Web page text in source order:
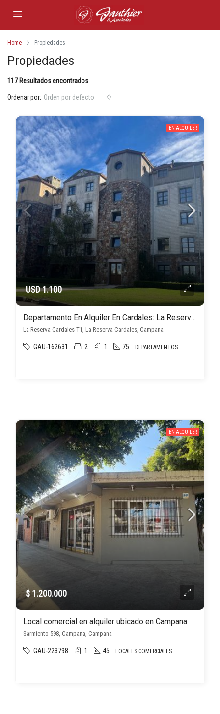
Home Propiedades
Propiedades
117 Resultados encontrados
Ordenar por: Orden por defecto
EN ALQUILER
USD 1.100
Departamento En Alquiler En Cardales: La Reserva Cardales Id1915
La Reserva Cardales T1, La Reserva Cardales, Campana
GAU-162631 2 1 75 DEPARTAMENTOS
EN ALQUILER
$ 1.200.000
Local comercial en alquiler ubicado en Campana
Sarmiento 598, Campana, Campana
GAU-223798 1 45 LOCALES COMERCIALES